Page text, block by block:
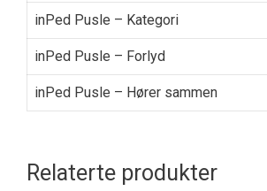
inPed Pusle – Kategori
inPed Pusle – Forlyd
inPed Pusle – Hører sammen
Relaterte produkter